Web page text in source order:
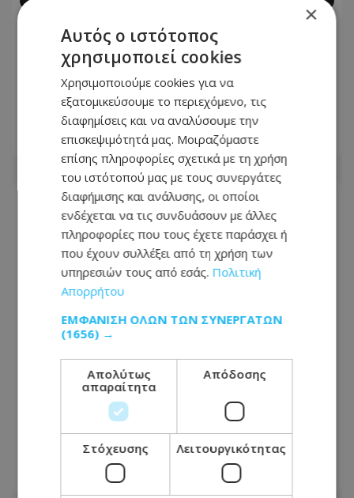
Δραματική διάσωση στην Κίνα:
Φορτηγό έπεσε πάνω σε αυτοκίνητο
και το σκέπασε με κάρβουνα, τον
οδηγό έσωσε στρατιώτης, δείτε
βίντεο
07.08.2026 - 09:49
Μακελειό στην Ταϊλάνδη: Μαθητής
άνοιξε πυρ σε σχολείο, αναφορές για
πολλούς νεκρούς
07.08.2026 - 07:49
×
Αυτός ο ιστότοπος
χρησιμοποιεί cookies
Χρησιμοποιούμε cookies για να
εξατομικεύσουμε το περιεχόμενο, τις
διαφημίσεις και να αναλύσουμε την
επισκεψιμότητά μας. Μοιραζόμαστε
επίσης πληροφορίες σχετικά με τη χρήση
του ιστότοπού μας με τους συνεργάτες
διαφήμισης και ανάλυσης, οι οποίοι
ενδέχεται να τις συνδυάσουν με άλλες
πληροφορίες που τους έχετε παράσχει ή
που έχουν συλλέξει από τη χρήση των
υπηρεσιών τους από εσάς. Πολιτική
Απορρήτου
ΕΜΦΆΝΙΣΗ ΌΛΩΝ ΤΩΝ ΣΥΝΕΡΓΑΤΏΝ
(1656) →
Απολύτως
απαραίτητα
Απόδοσης
Στόχευσης Λειτουργικότητας